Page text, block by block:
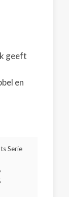
geeft
en
Serie